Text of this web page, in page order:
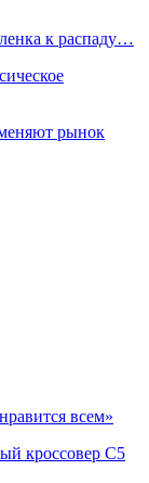
к распаду…
рынок
всем»
кроссовер C5